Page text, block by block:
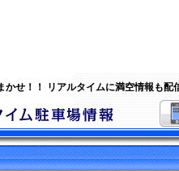
せ！！ リアルタイムに満空情報も配